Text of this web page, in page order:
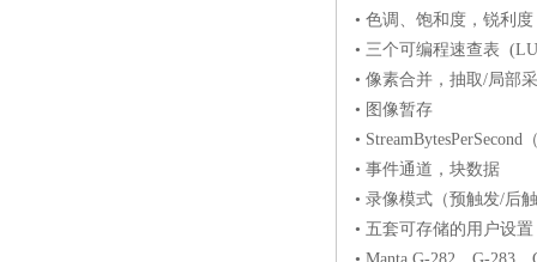
• 色调、饱和度，锐利度
• 三个可编程速查表
• 像素合并，抽取/局部
• 图像暂存
•
• 事件通道，块数据
• 录像模式（预触发/后
• 五套可存储的用户设置